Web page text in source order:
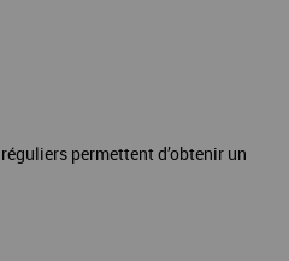
permettent d’obtenir un